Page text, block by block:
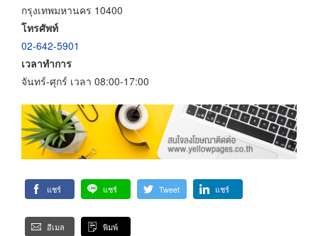
กรุงเทพมหานคร 10400
โทรศัพท์
02-642-5901
เวลาทำการ
จันทร์-ศุกร์ เวลา 08:00-17:00
แชร์ แชร์ Tweet แชร์
อีเมล พิมพ์